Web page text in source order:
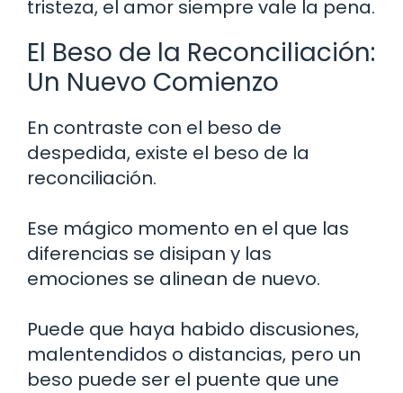
tristeza, el amor siempre vale la pena.
El Beso de la Reconciliación:
Un Nuevo Comienzo
En contraste con el beso de
despedida, existe el beso de la
reconciliación.
Ese mágico momento en el que las
diferencias se disipan y las
emociones se alinean de nuevo.
Puede que haya habido discusiones,
malentendidos o distancias, pero un
beso puede ser el puente que une